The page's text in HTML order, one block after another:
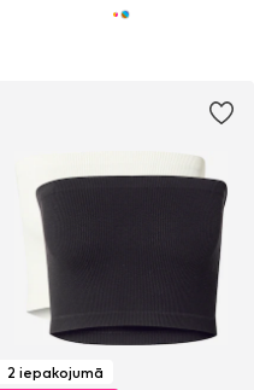
2 iepakojumā